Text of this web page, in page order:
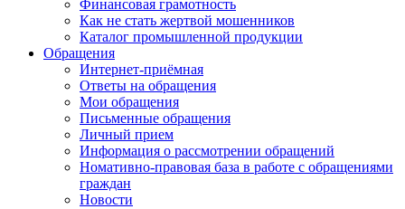
Финансовая грамотность
Как не стать жертвой мошенников
Каталог промышленной продукции
Обращения
Интернет-приёмная
Ответы на обращения
Мои обращения
Письменные обращения
Личный прием
Информация о рассмотрении обращений
Номативно-правовая база в работе с обращениями
граждан
Новости